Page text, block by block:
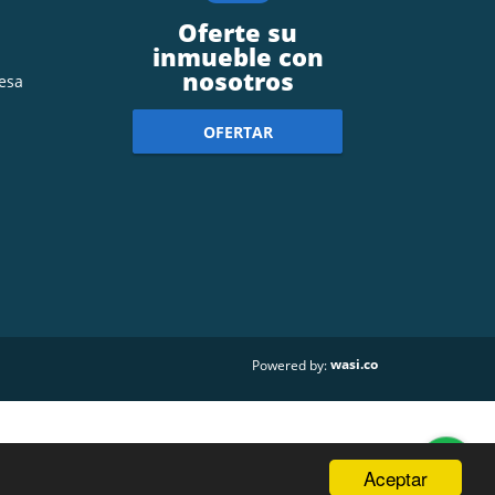
Aceptar
Oferte su
inmueble con
nosotros
OFERTAR
Powered by:wasi.co